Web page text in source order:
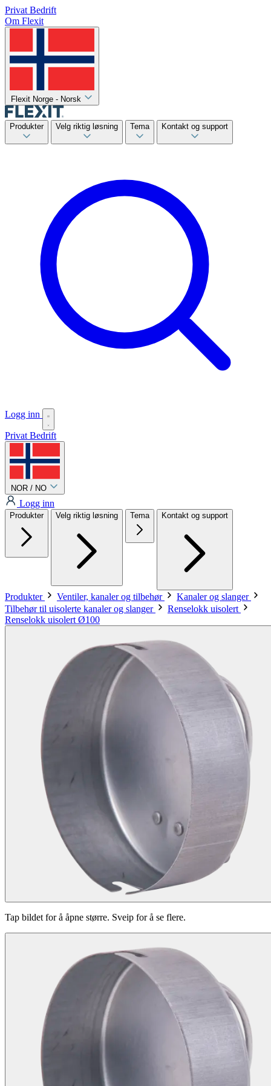
Privat Bedrift
Om Flexit
Flexit Norge - Norsk
Produkter Velg riktig løsning Tema Kontakt og support
Logg inn
Privat Bedrift
NOR / NO
Logg inn
Produkter Velg riktig løsning Tema Kontakt og support
Produkter Ventiler, kanaler og tilbehør
Kanaler og slanger
Tilbehør til uisolerte kanaler og slanger
Renselokk uisolert
Renselokk uisolert Ø100
Tap bildet for å åpne større. Sveip for å se flere.